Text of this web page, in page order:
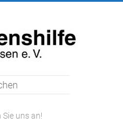
Sie uns an!